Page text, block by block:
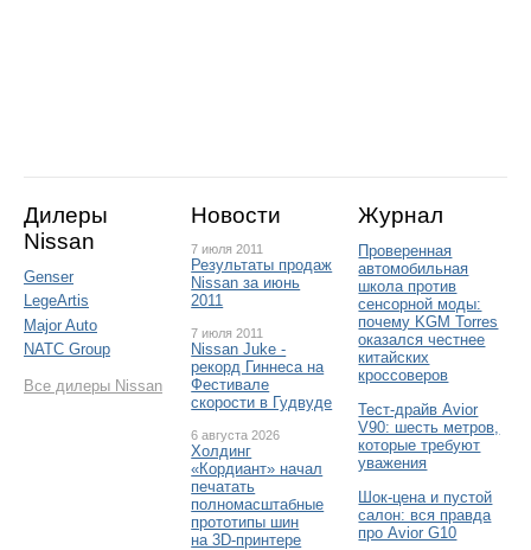
Дилеры
Nissan
Genser
LegeArtis
Major Auto
NATC Group
Все дилеры Nissan
Новости
7 июля 2011
Результаты продаж
Nissan за июнь
2011
7 июля 2011
Nissan Juke -
рекорд Гиннеса на
Фестивале
скорости в Гудвуде
6 августа 2026
Холдинг
«Кордиант» начал
печатать
полномасштабные
прототипы шин
на 3D-принтере
Журнал
Проверенная
автомобильная
школа против
сенсорной моды:
почему KGM Torres
оказался честнее
китайских
кроссоверов
Тест-драйв Avior
V90: шесть метров,
которые требуют
уважения
Шок-цена и пустой
салон: вся правда
про Avior G10